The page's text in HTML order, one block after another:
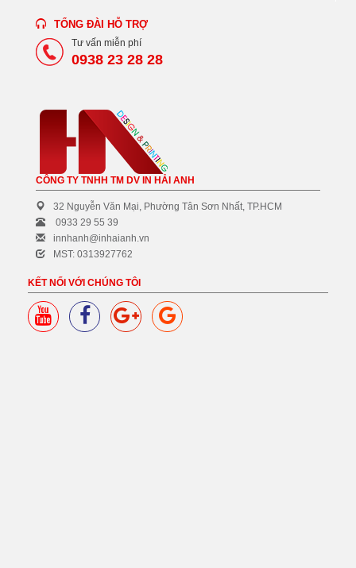
TỔNG ĐÀI HỖ TRỢ
Tư vấn miễn phí
0938 23 28 28
CÔNG TY TNHH TM DV IN HẢI ANH
32 Nguyễn Văn Mại, Phường Tân Sơn Nhất, TP.HCM
0933 29 55 39
innhanh@inhaianh.vn
MST: 0313927762
KẾT NỐI VỚI CHÚNG TÔI